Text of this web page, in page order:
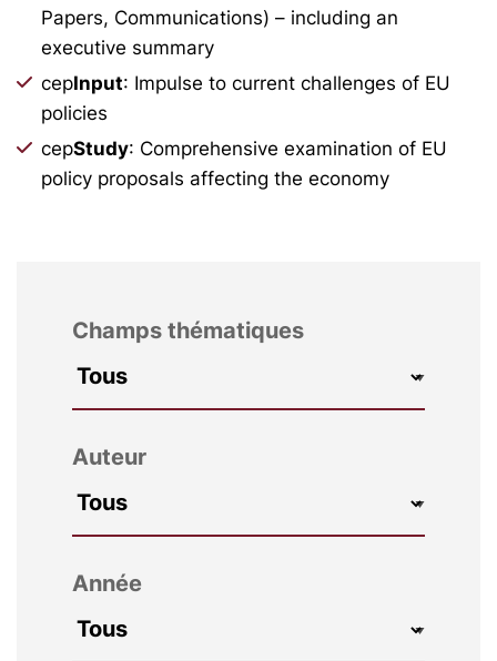
Papers, Communications) – including an
executive summary
cepInput: Impulse to current challenges of EU
policies
cepStudy: Comprehensive examination of EU
policy proposals affecting the economy
Champs thématiques
Auteur
Année